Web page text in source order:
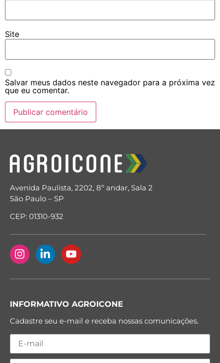
Site
Salvar meus dados neste navegador para a próxima vez
que eu comentar.
Avenida Paulista, 2202, 8º andar, Sala 2
São Paulo – SP
CEP: 01310-932
INFORMATIVO AGROICONE
Cadastre seu e-mail e receba nossas comunicações.